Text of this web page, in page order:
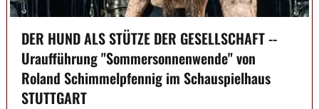
DER HUND ALS STÜTZE DER GESELLSCHAFT --
Uraufführung "Sommersonnenwende" von
Roland Schimmelpfennig im Schauspielhaus
STUTTGART